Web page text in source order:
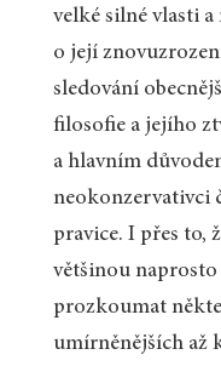
velké silné vlasti
o její
sledování
filosofie a jejího
a hlavním
neokonzervativci
pravice. I přes to,
většinou
prozkoumat
umírněnějších až